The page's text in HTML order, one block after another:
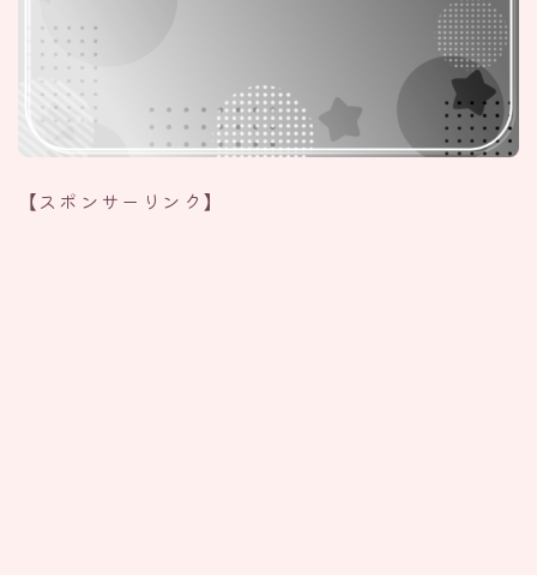
【スポンサーリンク】